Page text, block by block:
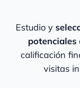
Estudio y
potenciales
calificación
visitas